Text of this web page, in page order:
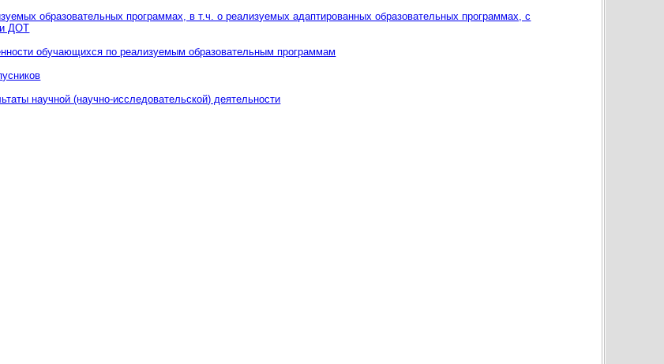
образовательных программах, в т.ч. о реализуемых адаптированных образовательных программах, с
ДОТ
обучающихся по реализуемым образовательным программам
научной (научно-исследовательской) деятельности